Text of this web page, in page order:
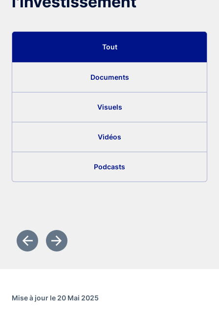
Tout
Documents
Visuels
Vidéos
Podcasts
Diapositive précédente
Diapositive suivante
Mise à jour le 20 Mai 2025